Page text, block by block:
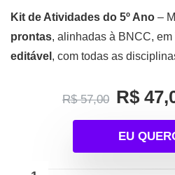
Kit de Atividades do 5º Ano –
prontas, alinhadas à BNCC, em
editável , com todas as
R$ 57,00 R$
EU